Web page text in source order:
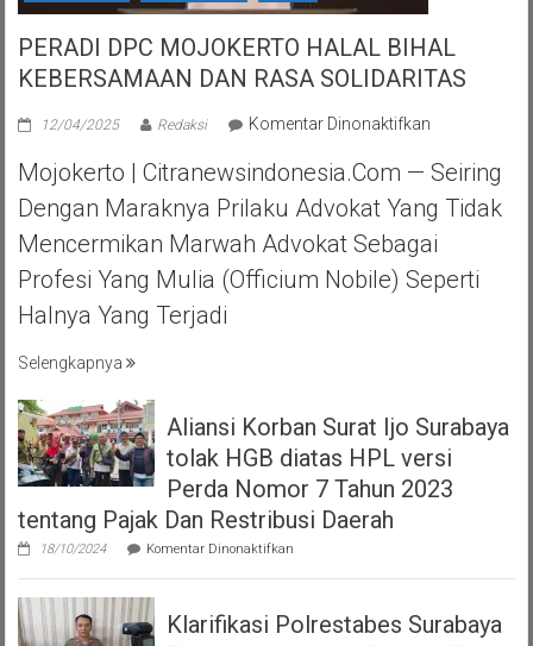
PERADI DPC MOJOKERTO HALAL BIHAL
KEBERSAMAAN DAN RASA SOLIDARITAS
12/04/2025 Redaksi Komentar Dinonaktifkan
DPC
MOJOKERTO
HALAL
BIHAL
DAN
Mojokerto | Citranewsindonesia.com — Seiring
Dengan Maraknya Prilaku Advokat Yang Tidak
Mencermikan Marwah Advokat Sebagai
Profesi Yang Mulia (officium Nobile) Seperti
Halnya Yang Terjadi
Selengkapnya
Aliansi Korban Surat Ijo Surabaya
tolak HGB diatas HPL versi
Perda Nomor 7 Tahun 2023
tentang Pajak Dan Restribusi Daerah
18/10/2024 Komentar Dinonaktifkan
Korban
Ijo
Surabaya
Klarifikasi Polrestabes Surabaya